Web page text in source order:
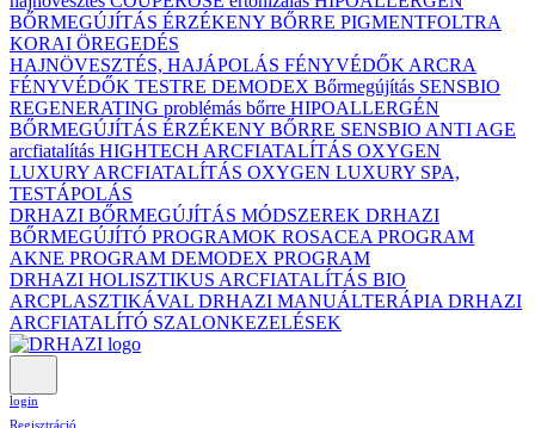
BŐRMEGÚJÍTÁS ÉRZÉKENY BŐRRE PIGMENTFOLTRA
KORAI ÖREGEDÉS
HAJNÖVESZTÉS, HAJÁPOLÁS FÉNYVÉDŐK ARCRA
FÉNYVÉDŐK TESTRE DEMODEX Bőrmegújítás SENSBIO
REGENERATING problémás bőrre HIPOALLERGÉN
BŐRMEGÚJÍTÁS ÉRZÉKENY BŐRRE SENSBIO ANTI AGE
arcfiatalítás HIGHTECH ARCFIATALÍTÁS OXYGEN
LUXURY ARCFIATALÍTÁS OXYGEN LUXURY SPA,
TESTÁPOLÁS
DRHAZI BŐRMEGÚJÍTÁS MÓDSZEREK DRHAZI
BŐRMEGÚJÍTÓ PROGRAMOK ROSACEA PROGRAM
AKNE PROGRAM DEMODEX PROGRAM
DRHAZI HOLISZTIKUS ARCFIATALÍTÁS BIO
ARCPLASZTIKÁVAL DRHAZI MANUÁLTERÁPIA DRHAZI
ARCFIATALÍTÓ SZALONKEZELÉSEK
login
Regisztráció